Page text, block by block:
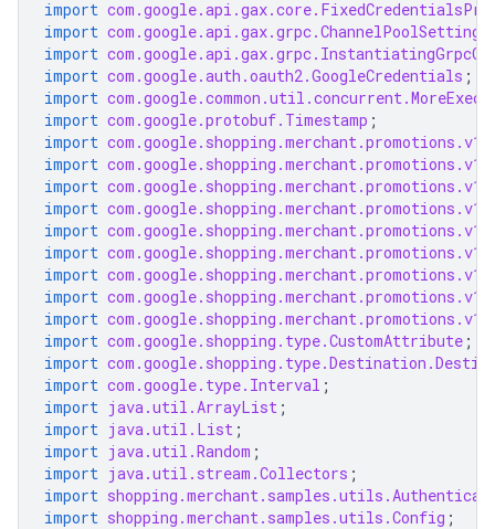
import
import com.google.api.gax.grpc.ChannelPoolSettings
import
import com.google.auth.oauth2.GoogleCredentials ;
import
import com.google.protobuf.Timestamp ;
import
import
import
import
import
import
import
import
import
import com.google.shopping.type.CustomAttribute ;
import
import com.google.type.Interval ;
import java.util.ArrayList ;
import java.util.List ;
import java.util.Random ;
import java.util.stream.Collectors ;
import
import shopping.merchant.samples.utils.Config ;